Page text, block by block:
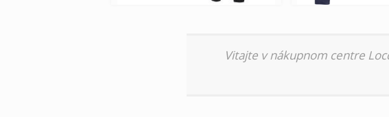
Vitajte v nákupnom centre